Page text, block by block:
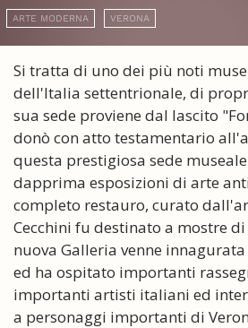
ARTE MODERNA VERONA
Si tratta di uno dei più noti
dell'Italia settentrionale, di
sua sede proviene dal lascito
donò con atto testamentario
questa prestigiosa sede
dapprima esposizioni di arte
completo restauro, curato
Cecchini fu destinato a mostre
nuova Galleria venne
ed ha ospitato importanti
importanti artisti italiani ed
a personaggi importanti di